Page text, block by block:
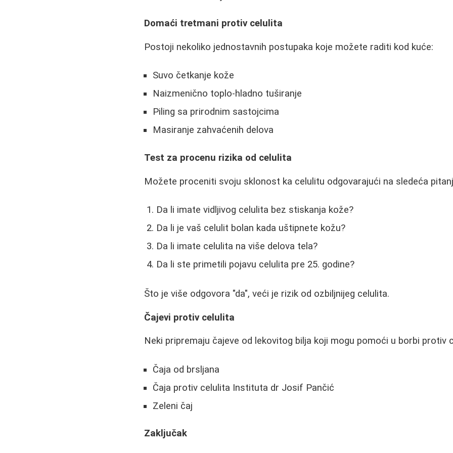
Domaći tretmani protiv celulita
Postoji nekoliko jednostavnih postupaka koje možete raditi kod kuće:
Suvo četkanje kože
Naizmenično toplo-hladno tuširanje
Piling sa prirodnim sastojcima
Masiranje zahvaćenih delova
Test za procenu rizika od celulita
Možete proceniti svoju sklonost ka celulitu odgovarajući na sledeća
Da li imate vidljivog celulita bez stiskanja kože?
Da li je vaš celulit bolan kada uštipnete kožu?
Da li imate celulita na više delova tela?
Da li ste primetili pojavu celulita pre 25. godine?
Što je više odgovora "da", veći je rizik od ozbiljnijeg celulita.
Čajevi protiv celulita
Neki pripremaju čajeve od lekovitog bilja koji mogu pomoći u borbi protiv
Čaja od brsljana
Čaja protiv celulita Instituta dr Josif Pančić
Zeleni čaj
Zaključak